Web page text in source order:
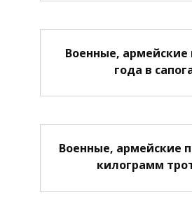
Военные, армейские
года в
Военные, армейские
килограмм